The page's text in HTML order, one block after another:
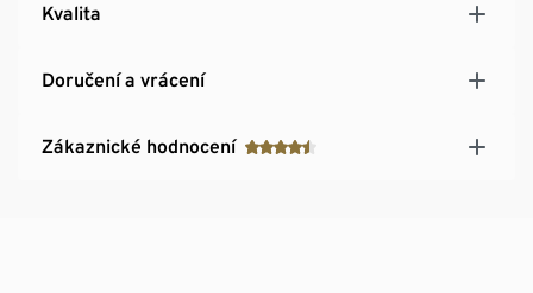
Kvalita
Doručení a vrácení
Zákaznické hodnocení